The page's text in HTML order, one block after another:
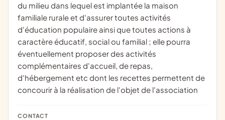
du milieu dans lequel est implantée la maison
familiale rurale et d'assurer toutes activités
d'éducation populaire ainsi que toutes actions à
caractère éducatif, social ou familial ; elle pourra
éventuellement proposer des activités
complémentaires d'accueil, de repas,
d'hébergement etc dont les recettes permettent de
concourir à la réalisation de l'objet de l'association
CONTACT